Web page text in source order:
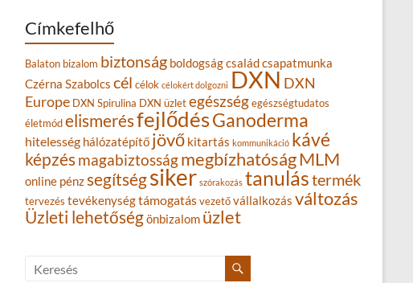
Címkefelhő
Balaton bizalom biztonság boldogságcsaládcsapatmunka
Czérna Szabolcs cél célok célokért dolgozni DXNDXN
Europe DXN Spirulina DXN üzletegészségegészségtudatos
életmódelismerésfejlődésGanoderma
hitelesség hálózatépítő jövő kitartás kommunikáció kávé
képzésmagabiztosságmegbízhatóságMLM
online pénzsegítségsiker szórakozás tanulástermék
tervezés tevékenységtámogatásvezetővállalkozás változás
Üzleti lehetőségönbizalom üzlet